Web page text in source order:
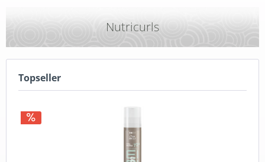
Nutricurls
Topseller